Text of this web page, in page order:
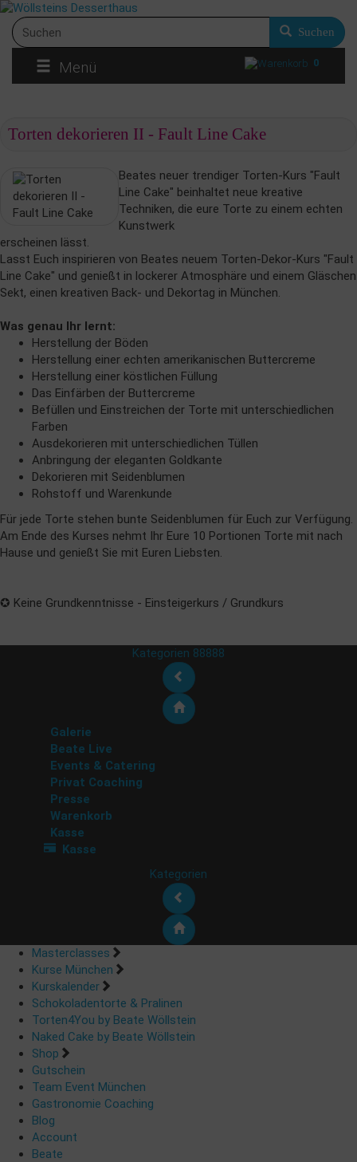
Suchen
Menü 0
Torten dekorieren II - Fault Line Cake
Beates neuer trendiger Torten-Kurs "Fault
Line Cake" beinhaltet neue kreative
Techniken, die eure Torte zu einem echten
Kunstwerk
erscheinen lässt.
Lasst Euch inspirieren von Beates neuem Torten-Dekor-Kurs "Fault
Line Cake" und genießt in lockerer Atmosphäre und einem Gläschen
Sekt, einen kreativen Back- und Dekortag in München.
Was genau Ihr lernt:
Herstellung der Böden
Herstellung einer echten amerikanischen Buttercreme
Herstellung einer köstlichen Füllung
Das Einfärben der Buttercreme
Befüllen und Einstreichen der Torte mit unterschiedlichen
Farben
Ausdekorieren mit unterschiedlichen Tüllen
Anbringung der eleganten Goldkante
Dekorieren mit Seidenblumen
Rohstoff und Warenkunde
Für jede Torte stehen bunte Seidenblumen für Euch zur Verfügung.
Am Ende des Kurses nehmt Ihr Eure 10 Portionen Torte mit nach
Hause und genießt Sie mit Euren Liebsten.
✪ Keine Grundkenntnisse - Einsteigerkurs / Grundkurs
Kategorien 88888
Galerie
Beate Live
Events & Catering
Privat Coaching
Presse
Warenkorb
Kasse
Kasse
Kategorien
Masterclasses
Kurse München
Kurskalender
Schokoladentorte & Pralinen
Torten4You by Beate Wöllstein
Naked Cake by Beate Wöllstein
Shop
Gutschein
Team Event München
Gastronomie Coaching
Blog
Account
Beate